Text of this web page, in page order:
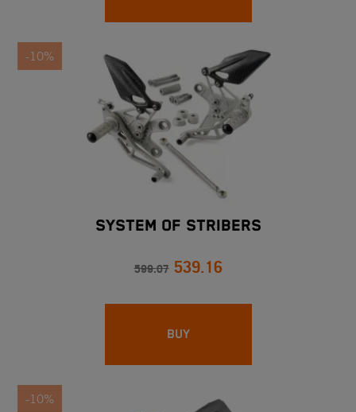
-10%
SYSTEM OF STRIBERS
599.07 539.16
BUY
-10%